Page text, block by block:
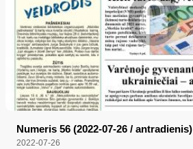
Numeris 56 (2022-07-26 / antradienis)
2022-07-26